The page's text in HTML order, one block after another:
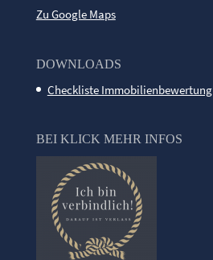
Zu Google Maps
DOWNLOADS
Checkliste Immobilienbewertung
BEI KLICK MEHR INFOS